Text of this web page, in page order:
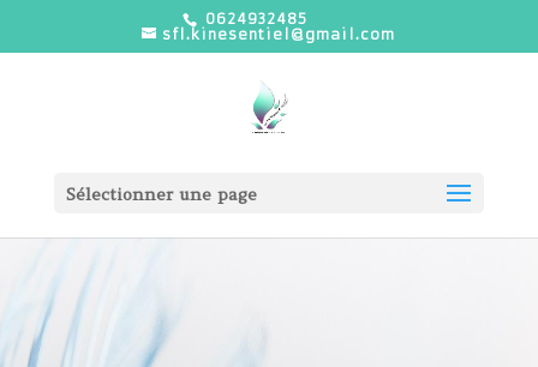
0624932485
sfl.kinesentiel@gmail.com
Sélectionner une page